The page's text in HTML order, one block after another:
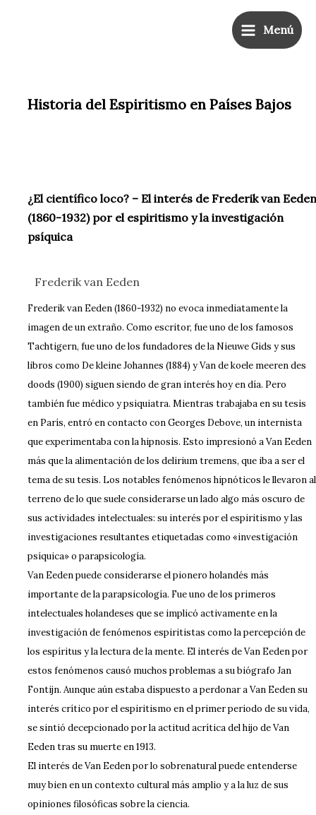
Main
Menu
Menú
Historia del Espiritismo en Países Bajos
¿El científico loco? – El interés de Frederik van Eeden
(1860-1932) por el espiritismo y la investigación
psíquica
Frederik van Eeden
Frederik van Eeden (1860-1932) no evoca inmediatamente la
imagen de un extraño. Como escritor, fue uno de los famosos
Tachtigern, fue uno de los fundadores de la Nieuwe Gids y sus
libros como De kleine Johannes (1884) y Van de koele meeren des
doods (1900) siguen siendo de gran interés hoy en día. Pero
también fue médico y psiquiatra. Mientras trabajaba en su tesis
en París, entró en contacto con Georges Debove, un internista
que experimentaba con la hipnosis. Esto impresionó a Van Eeden
más que la alimentación de los delirium tremens, que iba a ser el
tema de su tesis. Los notables fenómenos hipnóticos le llevaron al
terreno de lo que suele considerarse un lado algo más oscuro de
sus actividades intelectuales: su interés por el espiritismo y las
investigaciones resultantes etiquetadas como «investigación
psíquica» o parapsicología.
Van Eeden puede considerarse el pionero holandés más
importante de la parapsicología. Fue uno de los primeros
intelectuales holandeses que se implicó activamente en la
investigación de fenómenos espiritistas como la percepción de
los espíritus y la lectura de la mente. El interés de Van Eeden por
estos fenómenos causó muchos problemas a su biógrafo Jan
Fontijn. Aunque aún estaba dispuesto a perdonar a Van Eeden su
interés crítico por el espiritismo en el primer periodo de su vida,
se sintió decepcionado por la actitud acrítica del hijo de Van
Eeden tras su muerte en 1913.
El interés de Van Eeden por lo sobrenatural puede entenderse
muy bien en un contexto cultural más amplio y a la luz de sus
opiniones filosóficas sobre la ciencia.